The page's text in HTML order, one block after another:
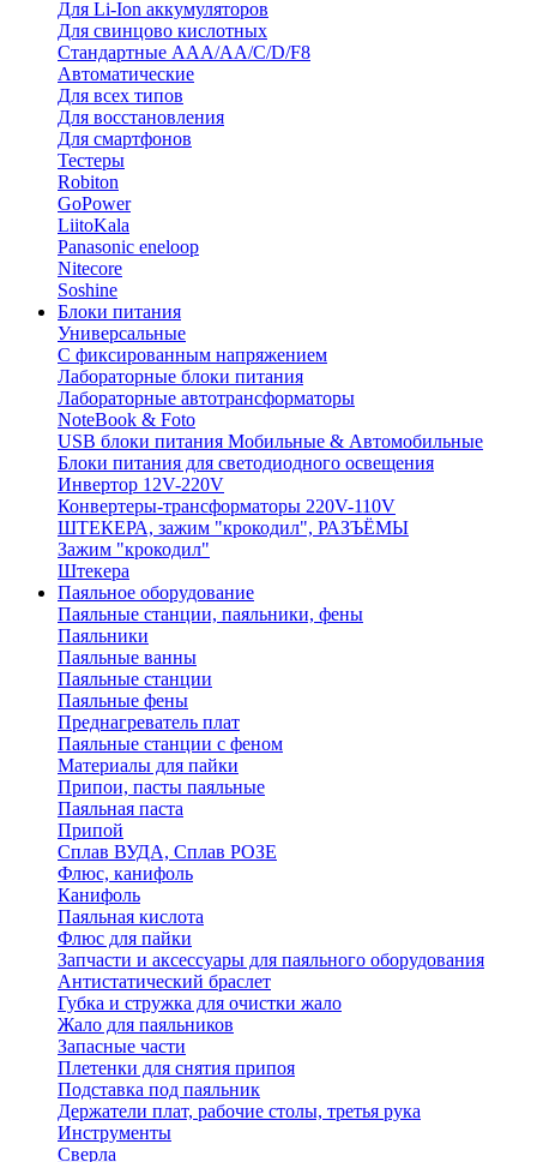
Для Li-Ion аккумуляторов
Для свинцово кислотных
Стандартные ААА/АА/С/D/F8
Автоматические
Для всех типов
Для восстановления
Для смартфонов
Тестеры
Robiton
GoPower
LiitoKala
Panasonic eneloop
Nitecore
Soshine
Блоки питания
Универсальные
C фиксированным напряжением
Лабораторные блоки питания
Лабораторные автотрансформаторы
NoteBook & Foto
USB блоки питания Мобильные & Автомобильные
Блоки питания для светодиодного освещения
Инвертор 12V-220V
Конвертеры-трансформаторы 220V-110V
ШТЕКЕРА, зажим "крокодил", РАЗЪЁМЫ
Зажим "крокодил"
Штекера
Паяльное оборудование
Паяльные станции, паяльники, фены
Паяльники
Паяльные ванны
Паяльные станции
Паяльные фены
Преднагреватель плат
Паяльные станции с феном
Материалы для пайки
Припои, пасты паяльные
Паяльная паста
Припой
Сплав ВУДА, Сплав РОЗЕ
Флюс, канифоль
Канифоль
Паяльная кислота
Флюс для пайки
Запчасти и аксессуары для паяльного оборудования
Антистатический браслет
Губка и стружка для очистки жало
Жало для паяльников
Запасные части
Плетенки для снятия припоя
Подставка под паяльник
Держатели плат, рабочие столы, третья рука
Инструменты
Сверла